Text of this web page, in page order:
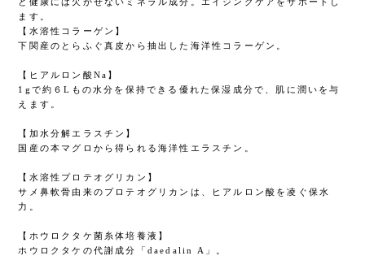
ます。
【水溶性コラーゲン】
下関産のとらふぐ真皮から抽出した海洋性コラーゲン。
【ヒアルロン酸Na】
1gで約６Lもの水分を保持できる優れた保湿成分で、肌に潤いを与
えます。
【加水分解エラスチン】
国産の本マグロから得られる海洋性エラスチン。
【水溶性プロテオグリカン】
サメ鼻軟骨由来のプロテオグリカンは、ヒアルロン酸を凌ぐ保水
力。
【ホウロクタケ菌糸体培養液】
ホウロクタケの代謝成分「daedalin A」。